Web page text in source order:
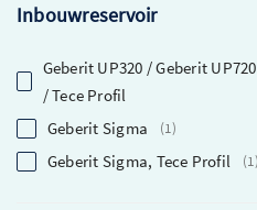
Inbouwreservoir
Geberit UP320 / Geberit UP720
/ Tece Profil
Geberit Sigma 1
Geberit Sigma, Tece Profil 1